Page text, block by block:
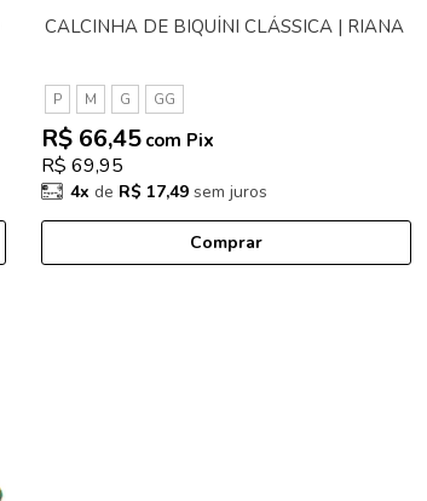
CALCINHA DE BIQUÍNI CLÁSSICA | RIANA
P M G GG
R$ 69,95
R$ 66,45 com Pix
4x de R$ 17,49sem juros
Comprar